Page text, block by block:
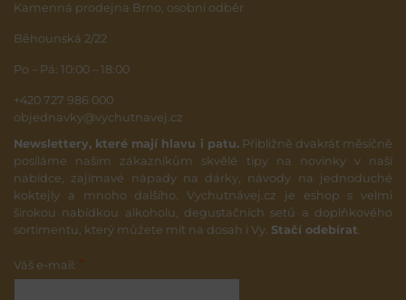
Kamenná prodejna Brno, osobní odběr
Běhounská 2/22
Po – Pá: 10:00 – 18:00
+420 727 986 000
objednavky@vychutnavej.cz
Newslettery, které mají hlavu i patu.Přibližně dvakrát měsíčně
posíláme našim zákazníkům skvělé tipy na novinky v naší
nabídce, zajímavé nápady na dárky, návody na jednoduché
koktejly a mnoho dalšího. Vychutnávej.cz je eshop s velmi
širokou nabídkou alkoholu, degustačních setů a doplňkového
sortimentu, který můžete mít na dosah i Vy. Stačí odebírat.
Váš e-mail: